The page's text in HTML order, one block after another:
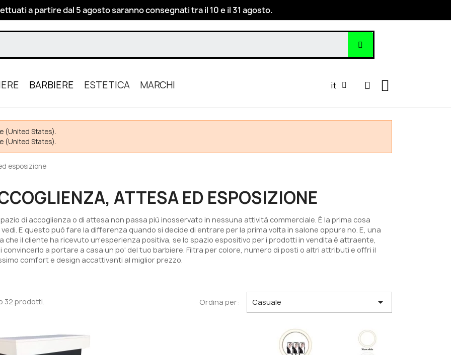
a partire dal 5 agosto saranno consegnati tra il 10 e il 31 agosto.
BARBIERE ESTETICA MARCHI it
(United States).
(United States).
esposizione
ATTESA ED ESPOSIZIONE
di accoglienza o di attesa non passa più inosservato in nessuna attività commerciale. È la prima cosa
E questo può fare la differenza quando si decide di entrare per la prima volta in salone oppure no. E, una
che il cliente ha ricevuto un'esperienza positiva, se lo spazio espositivo per i prodotti in vendita è attraente,
convincerlo a portare a casa un po' del tuo barbiere. Filtra per colore, numero di posti o altri attributi e offri il
comfort e design accattivanti al miglior prezzo.
32 prodotti. Ordina per: Casuale 